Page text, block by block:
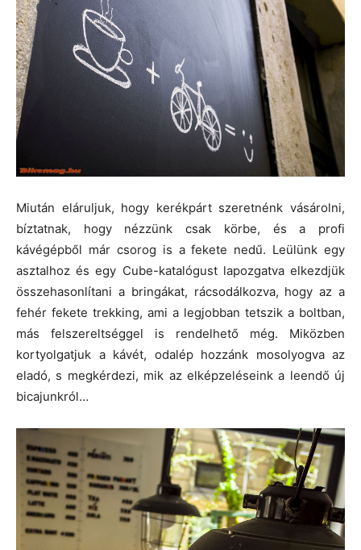
Miután eláruljuk, hogy kerékpárt szeretnénk vásárolni,
bíztatnak, hogy nézzünk csak körbe, és a profi
kávégépből már csorog is a fekete nedű. Leülünk egy
asztalhoz és egy Cube-katalógust lapozgatva elkezdjük
összehasonlítani a bringákat, rácsodálkozva, hogy az a
fehér fekete trekking, ami a legjobban tetszik a boltban,
más felszereltséggel is rendelhető még. Miközben
kortyolgatjuk a kávét, odalép hozzánk mosolyogva az
eladó, s megkérdezi, mik az elképzeléseink a leendő új
bicajunkról…